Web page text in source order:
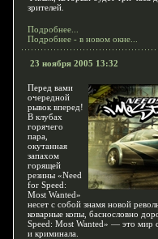
зрителей.
Подробнее...
Подробнее - в новом окне...
23 ноября 2005 13:32
Перед вами
очередной
рывок вперед!
В клубах
горячего
пара,
окутанная
запахом
горящей
резины «Need
for Speed:
Most Wanted»
несет с собой знамя новой
коварные копы, баснословно
Speed: Most Wanted» — это мир
и криминала.